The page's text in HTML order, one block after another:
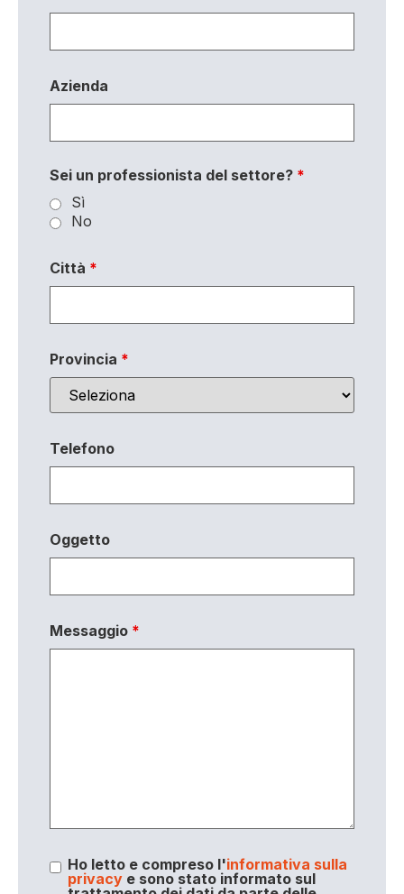
Azienda
Sei un professionista del settore? *
Sì
No
Città *
Provincia *
Telefono
Oggetto
Messaggio *
Ho letto e compreso l'informativa sulla
privacye sono stato informato sul